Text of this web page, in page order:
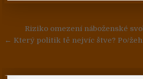
Navigace pro
Riziko omezení náboženské
← Který politik tě nejvíc štve? Po/